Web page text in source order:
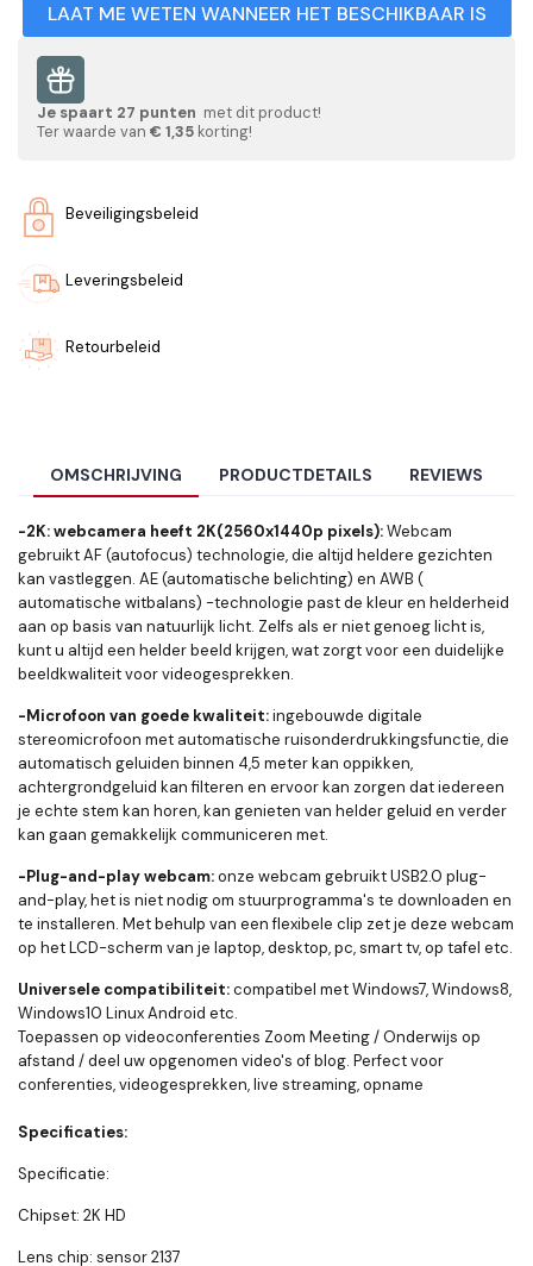
LAAT ME WETEN WANNEER HET BESCHIKBAAR IS
Je spaart 27 punten met dit product!
Ter waarde van € 1,35 korting!
Beveiligingsbeleid
Leveringsbeleid
Retourbeleid
OMSCHRIJVING PRODUCTDETAILS REVIEWS
-2K: webcamera heeft 2K(2560x1440p pixels):Webcam
gebruikt AF (autofocus) technologie, die altijd heldere gezichten
kan vastleggen. AE (automatische belichting) en AWB (
automatische witbalans) -technologie past de kleur en helderheid
aan op basis van natuurlijk licht. Zelfs als er niet genoeg licht is,
kunt u altijd een helder beeld krijgen, wat zorgt voor een duidelijke
beeldkwaliteit voor videogesprekken.
-Microfoon van goede kwaliteit:ingebouwde digitale
stereomicrofoon met automatische ruisonderdrukkingsfunctie, die
automatisch geluiden binnen 4,5 meter kan oppikken,
achtergrondgeluid kan filteren en ervoor kan zorgen dat iedereen
je echte stem kan horen, kan genieten van helder geluid en verder
kan gaan gemakkelijk communiceren met.
-Plug-and-play webcam:onze webcam gebruikt USB2.0 plug-
and-play, het is niet nodig om stuurprogramma's te downloaden en
te installeren. Met behulp van een flexibele clip zet je deze webcam
op het LCD-scherm van je laptop, desktop, pc, smart tv, op tafel etc.
Universele compatibiliteit:compatibel met Windows7, Windows8,
Windows10 Linux Android etc.
Toepassen op videoconferenties Zoom Meeting / Onderwijs op
afstand / deel uw opgenomen video's of blog. Perfect voor
conferenties, videogesprekken, live streaming, opname
Specificaties:
Specificatie:
Chipset: 2K HD
Lens chip: sensor 2137